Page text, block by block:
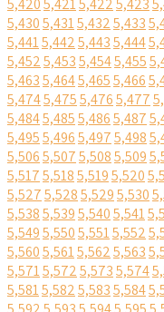
5,4205,4215,4225,423
5,4305,4315,4325,433
5,4415,4425,4435,444
5,4525,4535,4545,455
5,4635,4645,4655,466
5,4745,4755,4765,477
5,4845,4855,4865,487
5,4955,4965,4975,498
5,5065,5075,5085,509
5,5175,5185,5195,520
5,5275,5285,5295,530
5,5385,5395,5405,541
5,5495,5505,5515,552
5,5605,5615,5625,563
5,5715,5725,5735,574
5,5815,5825,5835,584